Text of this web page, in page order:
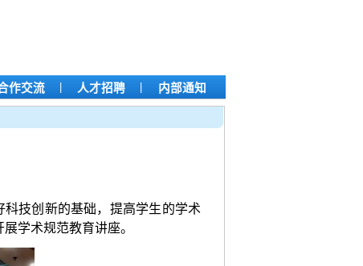
作交流 | 人才招聘 | 内部通知
技创新的基础，提高学生的学术
学术规范教育讲座。